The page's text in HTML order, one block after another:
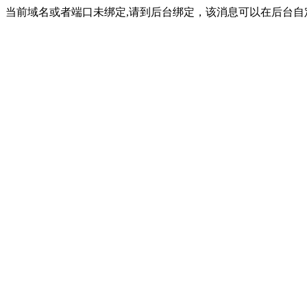
当前域名或者端口未绑定,请到后台绑定，该消息可以在后台自